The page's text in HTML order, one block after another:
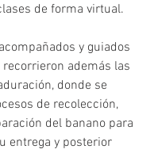
de forma virtual.
y guiados
recorrieron además las
donde se
de recolección,
del banano para
entrega y posterior